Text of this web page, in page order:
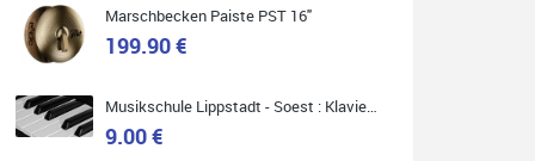
Quelle: Google-Rezension
Marschbecken Paiste PST 16"
199.90 €
9.00 €